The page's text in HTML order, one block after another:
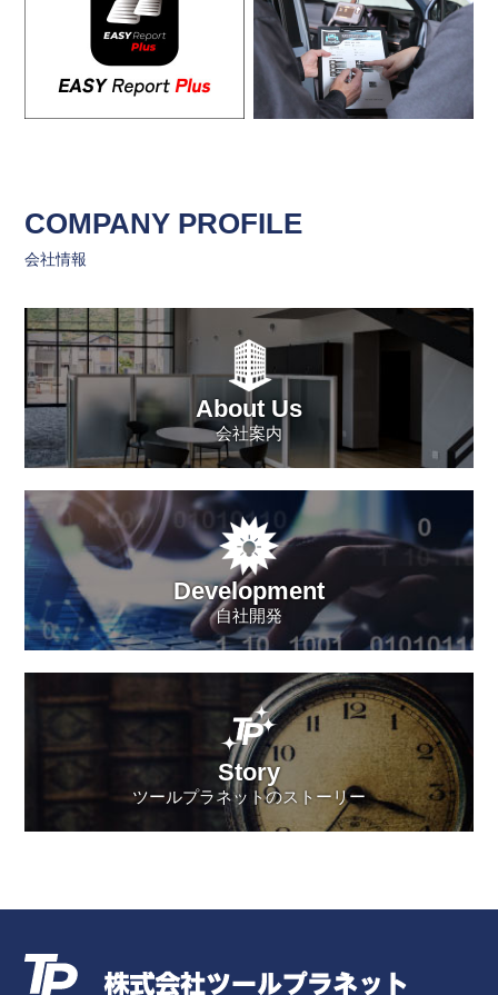
COMPANY PROFILE
会社情報
About Us
会社案内
Development
自社開発
Story
ツールプラネットのストーリー